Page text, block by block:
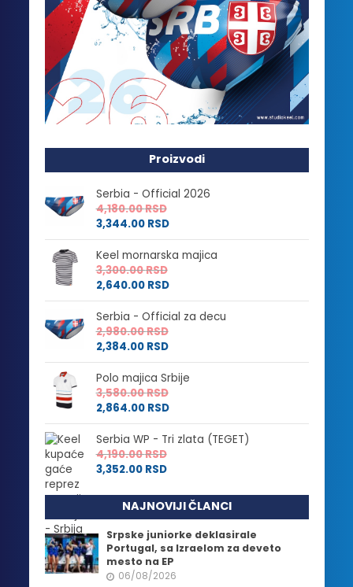
Proizvodi
Serbia - Official 2026
4,180.00RSD
3,344.00 RSD
Keel mornarska majica
3,300.00RSD
2,640.00 RSD
Serbia - Official za decu
2,980.00RSD
2,384.00 RSD
Polo majica Srbije
3,580.00RSD
2,864.00 RSD
Serbia WP - Tri zlata (TEGET)
4,190.00RSD
3,352.00 RSD
NAJNOVIJI ČLANCI
Srpske juniorke deklasirale
Portugal, sa Izraelom za deveto
mesto na EP
06/08/2026